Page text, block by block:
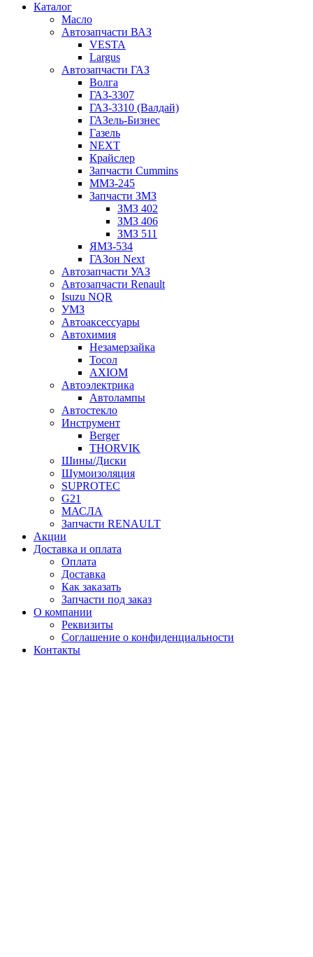
Каталог
Масло
Автозапчасти ВАЗ
VESTA
Largus
Автозапчасти ГАЗ
Волга
ГАЗ-3307
ГАЗ-3310 (Валдай)
ГАЗель-Бизнес
Газель
NEXT
Крайслер
Запчасти Cummins
ММЗ-245
Запчасти ЗМЗ
ЗМЗ 402
ЗМЗ 406
ЗМЗ 511
ЯМЗ-534
ГАЗон Next
Автозапчасти УАЗ
Автозапчасти Renault
Isuzu NQR
УМЗ
Автоаксессуары
Автохимия
Незамерзайка
Тосол
AXIOM
Автоэлектрика
Автолампы
Автостекло
Инструмент
Berger
THORVIK
Шины/Диски
Шумоизоляция
SUPROTEC
G21
МАСЛА
Запчасти RENAULT
Акции
Доставка и оплата
Оплата
Доставка
Как заказать
Запчасти под заказ
О компании
Реквизиты
Соглашение о конфиденциальности
Контакты